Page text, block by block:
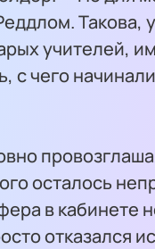
Такова,
учителей,
с чего
осталось
в кабинете
отказался